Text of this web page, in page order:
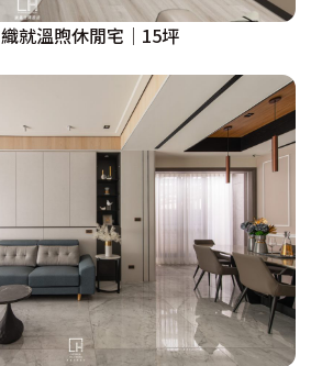
簡約色調×木質感 織就溫煦休閒宅│15坪